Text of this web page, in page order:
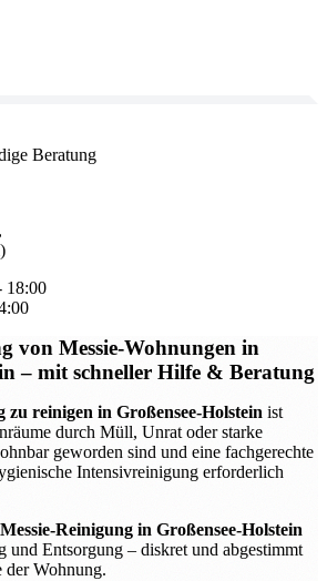
Beratung
18:00
von Messie-Wohnungen in
– mit schneller Hilfe & Beratung
zu reinigen in Großensee-Holstein ist
durch Müll, Unrat oder starke
geworden sind und eine fachgerechte
Intensivreinigung erforderlich
Reinigung in Großensee-Holstein
und Entsorgung – diskret und abgestimmt
der Wohnung.